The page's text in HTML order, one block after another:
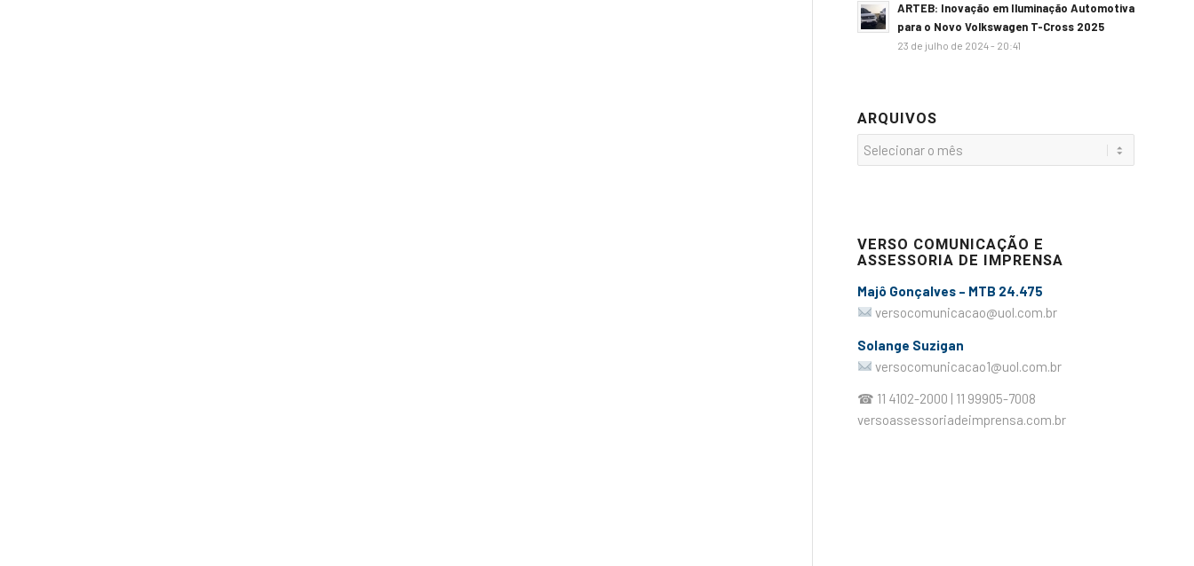
ARTEB: Inovação em Iluminação Automotiva
para o Novo Volkswagen T-Cross 2025
23 de julho de 2024 - 20:41
ARQUIVOS
VERSO COMUNICAÇÃO E
ASSESSORIA DE IMPRENSA
Majô Gonçalves – MTB 24.475
versocomunicacao@uol.com.br
Solange Suzigan
versocomunicacao1@uol.com.br
☎ 11 4102-2000 | 11 99905-7008
versoassessoriadeimprensa.com.br